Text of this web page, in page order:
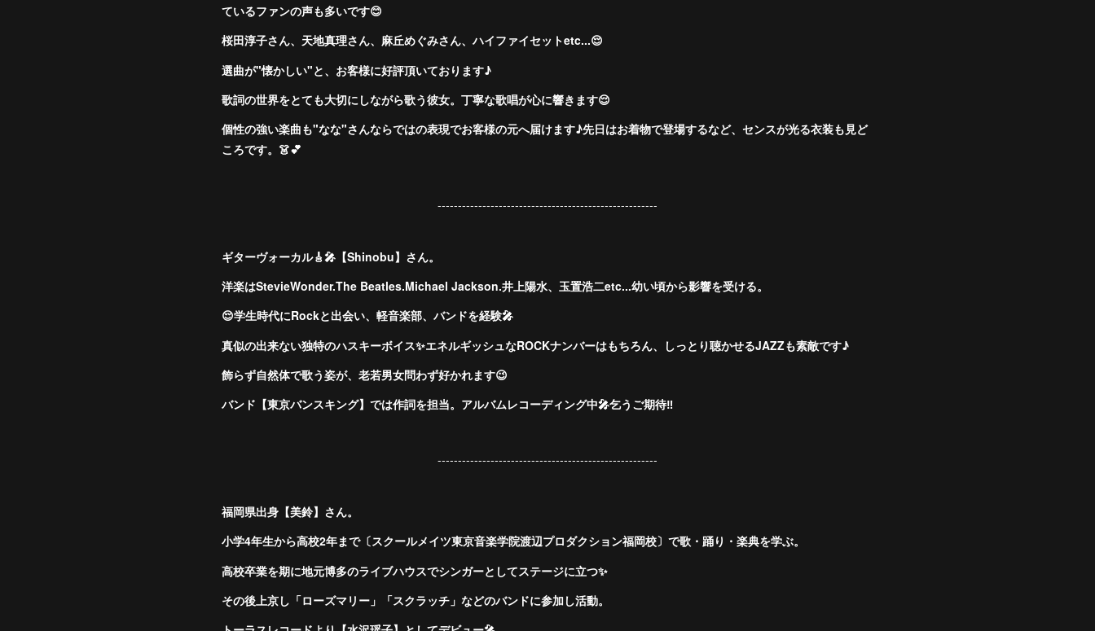
ているファンの声も多いです😊
桜田淳子さん、天地真理さん、麻丘めぐみさん、ハイファイセットetc...😌
選曲が"懐かしい"と、お客様に好評頂いております♪
歌詞の世界をとても大切にしながら歌う彼女。丁寧な歌唱が心に響きます😌
個性の強い楽曲も"なな"さんならではの表現でお客様の元へ届けます♪先日はお着物で登場するなど、センスが光る衣装も見ど
ころです。👗💕
------------------------------------------------------
ギターヴォーカル🎸🎤【Shinobu】さん。
洋楽はStevieWonder.The Beatles.Michael Jackson.井上陽水、玉置浩二etc...幼い頃から影響を受ける。
😌学生時代にRockと出会い、軽音楽部、バンドを経験🎤
真似の出来ない独特のハスキーボイス✨エネルギッシュなROCKナンバーはもちろん、しっとり聴かせるJAZZも素敵です♪
飾らず自然体で歌う姿が、老若男女問わず好かれます😉
バンド【東京バンスキング】では作詞を担当。アルバムレコーディング中🎤乞うご期待‼︎
------------------------------------------------------
福岡県出身【美鈴】さん。
小学4年生から高校2年まで〔スクールメイツ東京音楽学院渡辺プロダクション福岡校〕で歌・踊り・楽典を学ぶ。
高校卒業を期に地元博多のライブハウスでシンガーとしてステージに立つ✨
その後上京し「ローズマリー」「スクラッチ」などのバンドに参加し活動。